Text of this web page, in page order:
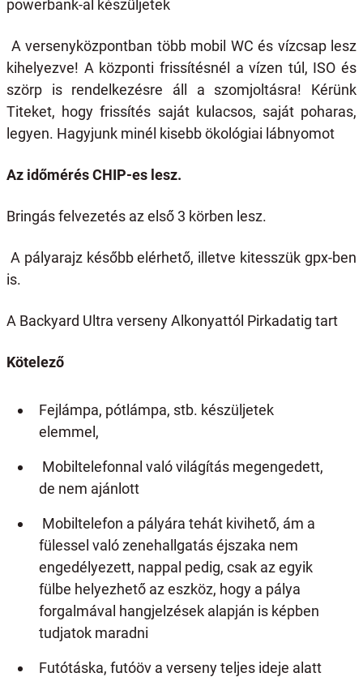
powerbank-al készüljetek
A versenyközpontban több mobil WC és vízcsap lesz
kihelyezve! A központi frissítésnél a vízen túl, ISO és
szörp is rendelkezésre áll a szomjoltásra! Kérünk
Titeket, hogy frissítés saját kulacsos, saját poharas,
legyen. Hagyjunk minél kisebb ökológiai lábnyomot
Az időmérés CHIP-es lesz.
Bringás felvezetés az első 3 körben lesz.
A pályarajz később elérhető, illetve kitesszük gpx-ben
is.
A Backyard Ultra verseny Alkonyattól Pirkadatig tart
Kötelező
Fejlámpa, pótlámpa, stb. készüljetek
elemmel,
Mobiltelefonnal való világítás megengedett,
de nem ajánlott
Mobiltelefon a pályára tehát kivihető, ám a
fülessel való zenehallgatás éjszaka nem
engedélyezett, nappal pedig, csak az egyik
fülbe helyezhető az eszköz, hogy a pálya
forgalmával hangjelzések alapján is képben
tudjatok maradni
Futótáska, futóöv a verseny teljes ideje alatt